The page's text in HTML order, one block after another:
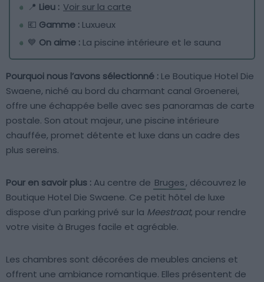
📍 Lieu : Voir sur la carte
💶 Gamme : Luxueux
💙 On aime : La piscine intérieure et le sauna
Pourquoi nous l’avons sélectionné : Le Boutique Hotel Die
Swaene, niché au bord du charmant canal Groenerei,
offre une échappée belle avec ses panoramas de carte
postale. Son atout majeur, une piscine intérieure
chauffée, promet détente et luxe dans un cadre des
plus sereins.
Pour en savoir plus : Au centre de Bruges, découvrez le
Boutique Hotel Die Swaene. Ce petit hôtel de luxe
dispose d’un parking privé sur la Meestraat, pour rendre
votre visite à Bruges facile et agréable.
Les chambres sont décorées de meubles anciens et
offrent une ambiance romantique. Elles présentent de